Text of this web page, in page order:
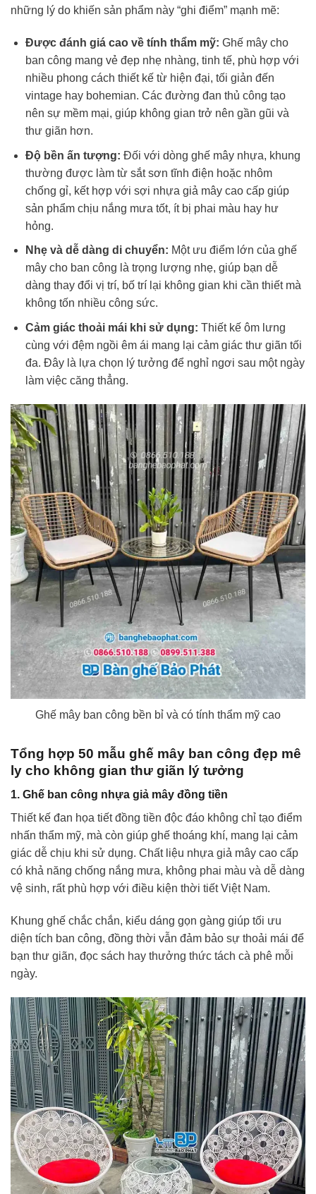
những lý do khiến sản phẩm này “ghi điểm” mạnh mẽ:
Được đánh giá cao về tính thẩm mỹ: Ghế mây cho
ban công mang vẻ đẹp nhẹ nhàng, tinh tế, phù hợp với
nhiều phong cách thiết kế từ hiện đại, tối giản đến
vintage hay bohemian. Các đường đan thủ công tạo
nên sự mềm mại, giúp không gian trở nên gần gũi và
thư giãn hơn.
Độ bền ấn tượng: Đối với dòng ghế mây nhựa, khung
thường được làm từ sắt sơn tĩnh điện hoặc nhôm
chống gỉ, kết hợp với sợi nhựa giả mây cao cấp giúp
sản phẩm chịu nắng mưa tốt, ít bị phai màu hay hư
hỏng.
Nhẹ và dễ dàng di chuyển: Một ưu điểm lớn của ghế
mây cho ban công là trọng lượng nhẹ, giúp bạn dễ
dàng thay đổi vị trí, bố trí lại không gian khi cần thiết mà
không tốn nhiều công sức.
Cảm giác thoải mái khi sử dụng: Thiết kế ôm lưng
cùng với đệm ngồi êm ái mang lại cảm giác thư giãn tối
đa. Đây là lựa chọn lý tưởng để nghỉ ngơi sau một ngày
làm việc căng thẳng.
Ghế mây ban công bền bỉ và có tính thẩm mỹ cao
Tổng hợp 50 mẫu ghế mây ban công đẹp mê
ly cho không gian thư giãn lý tưởng
1. Ghế ban công nhựa giả mây đồng tiền
Thiết kế đan họa tiết đồng tiền độc đáo không chỉ tạo điểm
nhấn thẩm mỹ, mà còn giúp ghế thoáng khí, mang lại cảm
giác dễ chịu khi sử dụng. Chất liệu nhựa giả mây cao cấp
có khả năng chống nắng mưa, không phai màu và dễ dàng
vệ sinh, rất phù hợp với điều kiện thời tiết Việt Nam.
Khung ghế chắc chắn, kiểu dáng gọn gàng giúp tối ưu
diện tích ban công, đồng thời vẫn đảm bảo sự thoải mái để
bạn thư giãn, đọc sách hay thưởng thức tách cà phê mỗi
ngày.